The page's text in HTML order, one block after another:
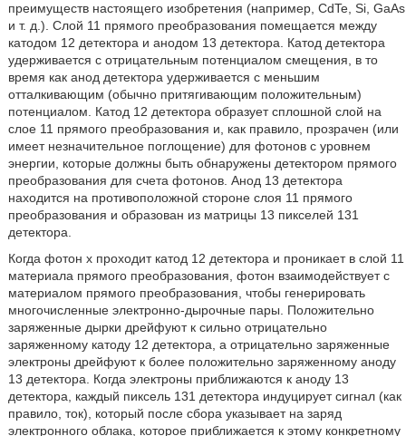
преимуществ настоящего изобретения (например, CdTe, Si, GaAs
и т. д.). Слой 11 прямого преобразования помещается между
катодом 12 детектора и анодом 13 детектора. Катод детектора
удерживается с отрицательным потенциалом смещения, в то
время как анод детектора удерживается с меньшим
отталкивающим (обычно притягивающим положительным)
потенциалом. Катод 12 детектора образует сплошной слой на
слое 11 прямого преобразования и, как правило, прозрачен (или
имеет незначительное поглощение) для фотонов с уровнем
энергии, которые должны быть обнаружены детектором прямого
преобразования для счета фотонов. Анод 13 детектора
находится на противоположной стороне слоя 11 прямого
преобразования и образован из матрицы 13 пикселей 131
детектора.
Когда фотон х проходит катод 12 детектора и проникает в слой 11
материала прямого преобразования, фотон взаимодействует с
материалом прямого преобразования, чтобы генерировать
многочисленные электронно-дырочные пары. Положительно
заряженные дырки дрейфуют к сильно отрицательно
заряженному катоду 12 детектора, а отрицательно заряженные
электроны дрейфуют к более положительно заряженному аноду
13 детектора. Когда электроны приближаются к аноду 13
детектора, каждый пиксель 131 детектора индуцирует сигнал (как
правило, ток), который после сбора указывает на заряд
электронного облака, которое приближается к этому конкретному